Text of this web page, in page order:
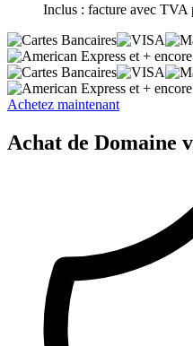
Inclus : facture avec TVA
et + encore
et + encore
Achetez maintenant
Achat de Domaine